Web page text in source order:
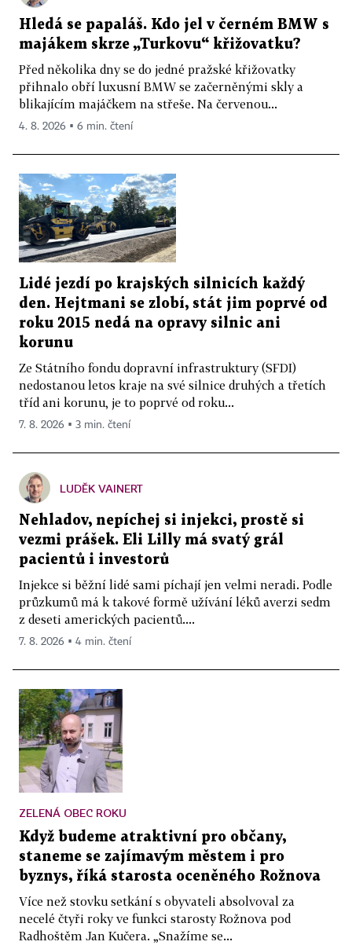
Hledá se papaláš. Kdo jel v černém BMW s
majákem skrze „Turkovu“ křižovatku?
Před několika dny se do jedné pražské křižovatky
přihnalo obří luxusní BMW se začerněnými skly a
blikajícím majáčkem na střeše. Na červenou...
4. 8. 2026 ▪ 6 min. čtení
Lidé jezdí po krajských silnicích každý
den. Hejtmani se zlobí, stát jim poprvé od
roku 2015 nedá na opravy silnic ani
korunu
Ze Státního fondu dopravní infrastruktury (SFDI)
nedostanou letos kraje na své silnice druhých a třetích
tříd ani korunu, je to poprvé od roku...
7. 8. 2026 ▪ 3 min. čtení
LUDĚK VAINERT
Nehladov, nepíchej si injekci, prostě si
vezmi prášek. Eli Lilly má svatý grál
pacientů i investorů
Injekce si běžní lidé sami píchají jen velmi neradi. Podle
průzkumů má k takové formě užívání léků averzi sedm
z deseti amerických pacientů....
7. 8. 2026 ▪ 4 min. čtení
ZELENÁ OBEC ROKU
Když budeme atraktivní pro občany,
staneme se zajímavým městem i pro
byznys, říká starosta oceněného Rožnova
Více než stovku setkání s obyvateli absolvoval za
necelé čtyři roky ve funkci starosty Rožnova pod
Radhoštěm Jan Kučera. „Snažíme se...